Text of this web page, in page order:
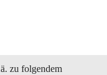
zu folgendem